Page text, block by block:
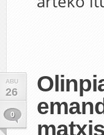
ABU
26
0